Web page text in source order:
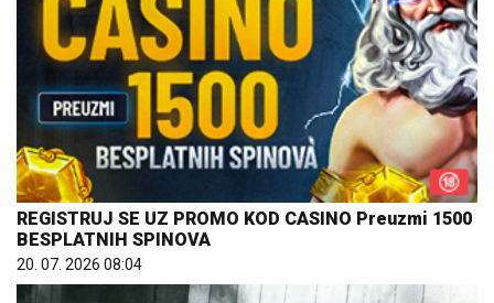
REGISTRUJ SE UZ PROMO KOD CASINO Preuzmi 1500
BESPLATNIH SPINOVA
20. 07. 2026 08:04